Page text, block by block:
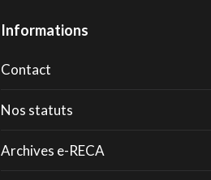
Informations
Contact
Nos statuts
Archives e-RECA